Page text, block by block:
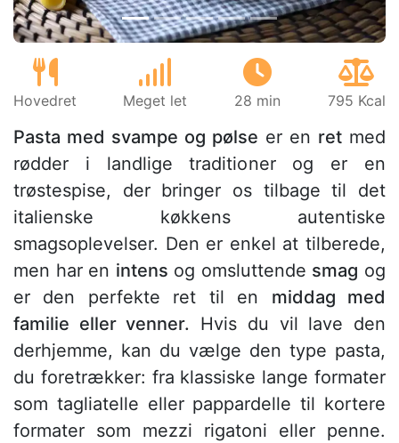
Hovedret Meget let 28 min 795 Kcal
Pasta med svampe og pølse er en ret med
rødder i landlige traditioner og er en
trøstespise, der bringer os tilbage til det
italienske køkkens autentiske
smagsoplevelser. Den er enkel at tilberede,
men har en intens og omsluttende smag og
er den perfekte ret til en middag med
familie eller venner. Hvis du vil lave den
derhjemme, kan du vælge den type pasta,
du foretrækker: fra klassiske lange formater
som tagliatelle eller pappardelle til kortere
formater som mezzi rigatoni eller penne.